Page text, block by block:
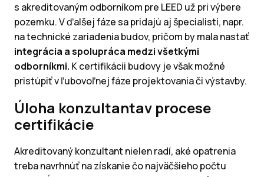
s akreditovaným odborníkom pre LEED už pri výbere
pozemku. V ďalšej fáze sa pridajú aj špecialisti, napr.
na technické zariadenia budov, pričom by mala nastať
integrácia a spolupráca medzi všetkými
odborníkmi. K certifikácii budovy je však možné
pristúpiť v ľubovoľnej fáze projektovania či výstavby.
Úloha konzultantav procese
certifikácie
Akreditovaný konzultant nielen radí, aké opatrenia
treba navrhnúť na získanie čo najväčšieho počtu